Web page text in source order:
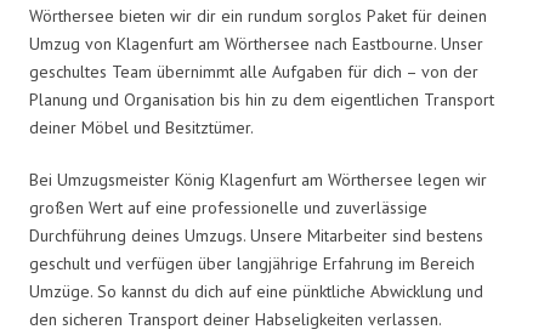
Wörthersee bieten wir dir ein rundum sorglos Paket für deinen
Umzug von Klagenfurt am Wörthersee nach Eastbourne. Unser
geschultes Team übernimmt alle Aufgaben für dich – von der
Planung und Organisation bis hin zu dem eigentlichen Transport
deiner Möbel und Besitztümer.
Bei Umzugsmeister König Klagenfurt am Wörthersee legen wir
großen Wert auf eine professionelle und zuverlässige
Durchführung deines Umzugs. Unsere Mitarbeiter sind bestens
geschult und verfügen über langjährige Erfahrung im Bereich
Umzüge. So kannst du dich auf eine pünktliche Abwicklung und
den sicheren Transport deiner Habseligkeiten verlassen.